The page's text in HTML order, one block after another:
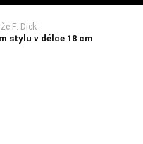
F. Dick
stylu v délce 18 cm